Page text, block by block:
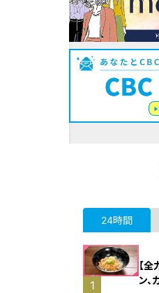
24時間
1
【
ン、